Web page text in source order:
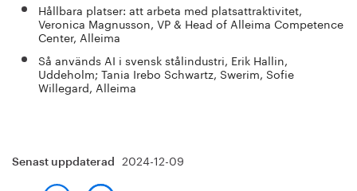
Hållbara platser: att arbeta med platsattraktivitet,
Veronica Magnusson, VP & Head of Alleima Competence
Center, Alleima
Så används AI i svensk stålindustri, Erik Hallin,
Uddeholm; Tania Irebo Schwartz, Swerim, Sofie
Willegard, Alleima
Senast uppdaterad 2024-12-09